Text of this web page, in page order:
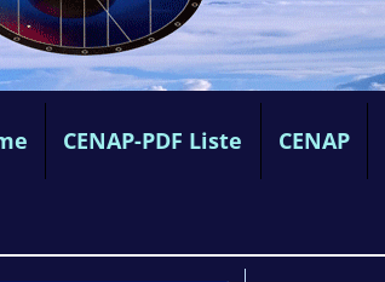
CENAP-PDF Liste CENAP